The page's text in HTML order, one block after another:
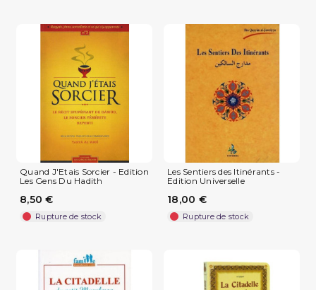
Quand J'Etais Sorcier - Edition
Les Gens Du Hadith
8,50 €
Rupture de stock
Les Sentiers des Itinérants -
Edition Universelle
18,00 €
Rupture de stock